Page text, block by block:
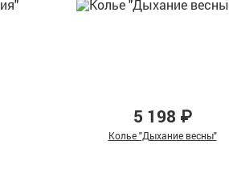
5 198 ₽
Колье "Дыхание весны"